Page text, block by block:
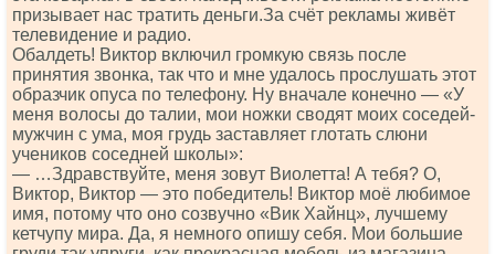
призывает нас тратить деньги.За счёт рекламы живёт
телевидение и радио.
Обалдеть! Виктор включил громкую связь после
принятия звонка, так что и мне удалось прослушать этот
образчик опуса по телефону. Ну вначале конечно — «У
меня волосы до талии, мои ножки сводят моих соседей-
мужчин с ума, моя грудь заставляет глотать слюни
учеников соседней школы»:
— …Здравствуйте, меня зовут Виолетта! А тебя? О,
Виктор, Виктор — это победитель! Виктор моё любимое
имя, потому что оно созвучно «Вик Хайнц», лучшему
кетчупу мира. Да, я немного опишу себя. Мои большие